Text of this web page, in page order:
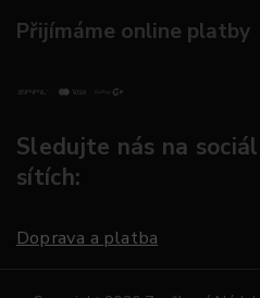
Přijímáme online platby
Sledujte nás na
sítích:
Doprava a platba